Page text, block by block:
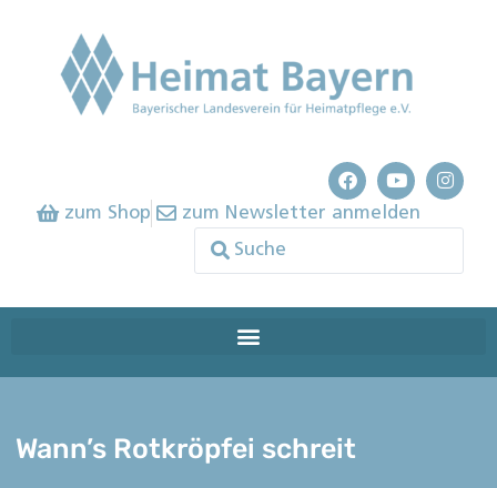
zum Shop zum Newsletter anmelden
Wann’s Rotkröpfei schreit